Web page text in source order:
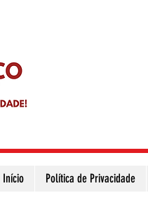
Início Política de Privacidade